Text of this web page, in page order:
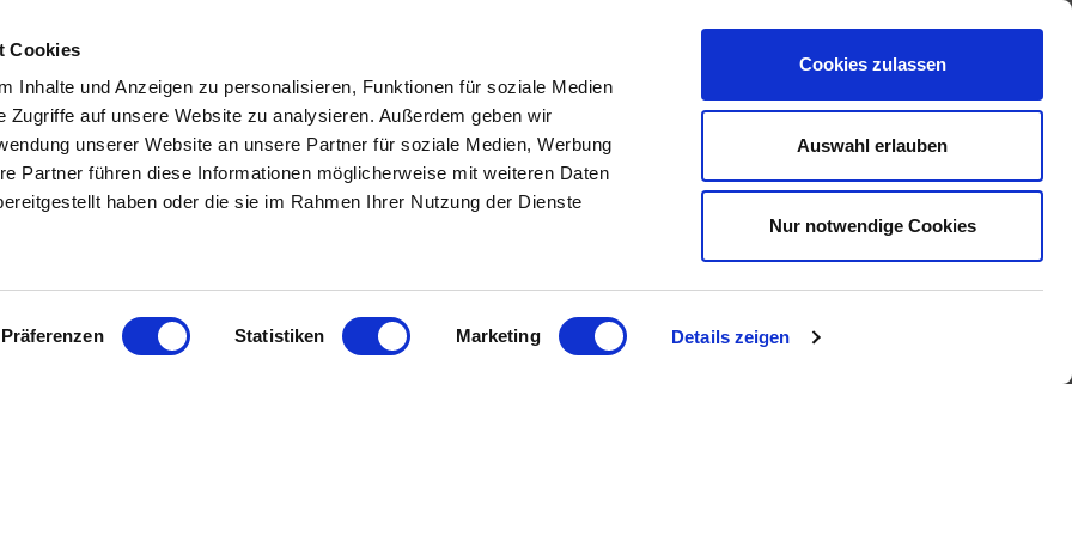
Cookies
Inhalte und Anzeigen zu personalisieren, Funktionen für soziale Medien
Zugriffe auf unsere Website zu analysieren. Außerdem geben wir
unserer Website an unsere Partner für soziale Medien, Werbung
Partner führen diese Informationen möglicherweise mit weiteren Daten
haben oder die sie im Rahmen Ihrer Nutzung der Dienste
Präferenzen Statistiken Marketing Details zeigen
Cookies zulassen
Auswahl erlauben
Nur notwendige Cookies
Umgebungstehen wir Ihnen
Seite.
INHALT
Referenzen
Eigentümer
Bewertung
Eigentumswohnungen
Häuser zum Kauf
Grundstücke
Renditeobjekte